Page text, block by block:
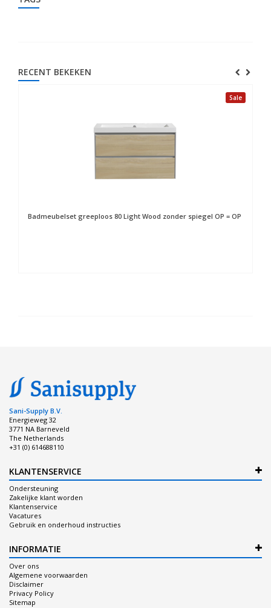
RECENT BEKEKEN
Sale
Badmeubelset greeploos 80 Light Wood zonder spiegel OP = OP
Sani-Supply B.V.
Energieweg 32
3771 NA Barneveld
The Netherlands
+31 (0) 614688110
KLANTENSERVICE
Ondersteuning
Zakelijke klant worden
Klantenservice
Vacatures
Gebruik en onderhoud instructies
INFORMATIE
Over ons
Algemene voorwaarden
Disclaimer
Privacy Policy
Sitemap